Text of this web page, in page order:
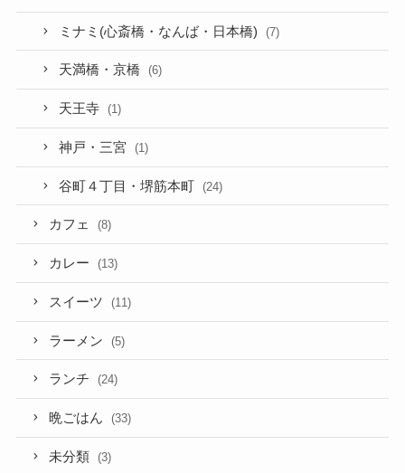
ミナミ(心斎橋・なんば・日本橋) (7)
天満橋・京橋 (6)
天王寺 (1)
神戸・三宮 (1)
谷町４丁目・堺筋本町 (24)
カフェ (8)
カレー (13)
スイーツ (11)
ラーメン (5)
ランチ (24)
晩ごはん (33)
未分類 (3)